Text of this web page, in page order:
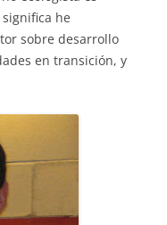
he
sobre desarrollo
en transición, y